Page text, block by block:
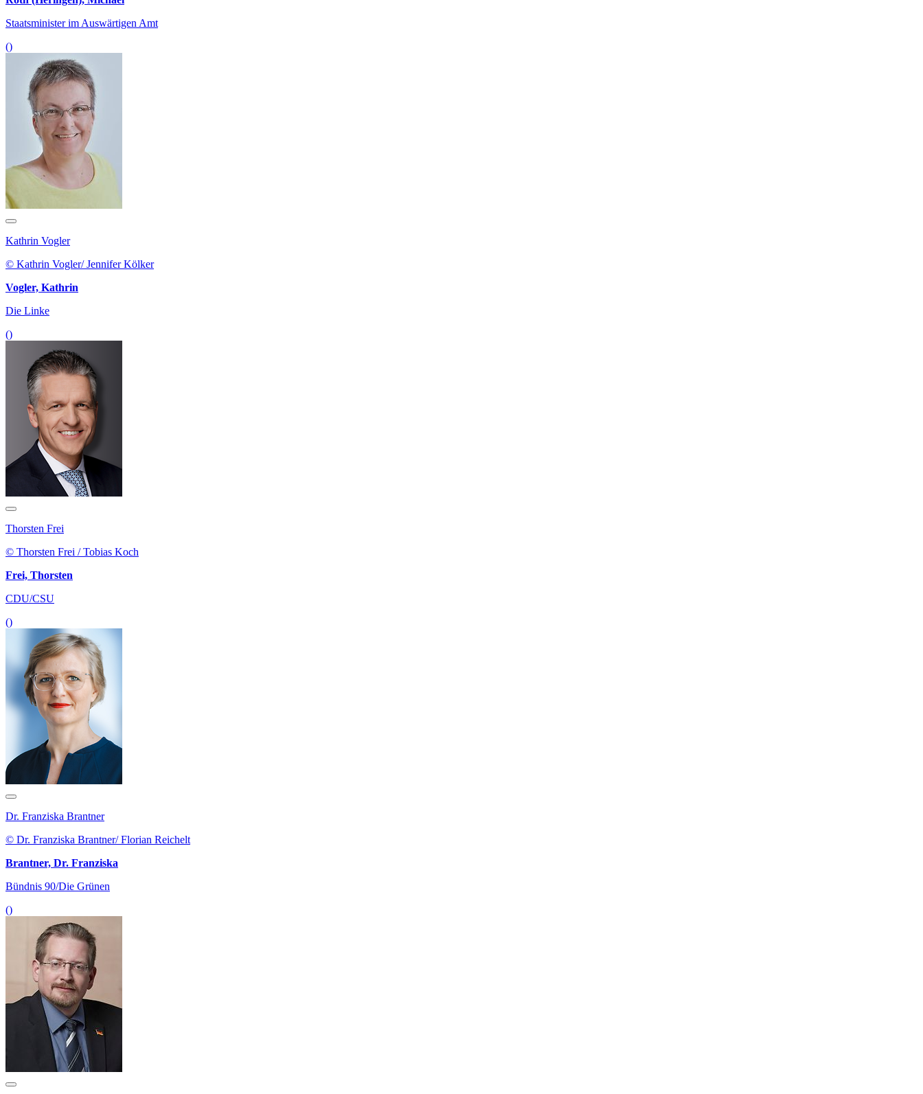
Staatsminister im Auswärtigen Amt
()
Kathrin Vogler
© Kathrin Vogler/ Jennifer Kölker
Vogler, Kathrin
Die Linke
()
Thorsten Frei
© Thorsten Frei / Tobias Koch
Frei, Thorsten
CDU/CSU
()
Dr. Franziska Brantner
© Dr. Franziska Brantner/ Florian Reichelt
Brantner, Dr. Franziska
Bündnis 90/Die Grünen
()